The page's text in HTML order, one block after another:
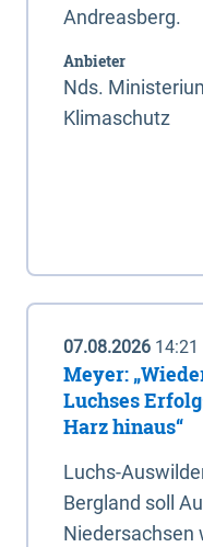
Andreasberg.
Anbieter
Nds.
Klimaschutz
07.08.2026 14:21
Meyer:
Luchses
Harz hinaus“
Luchs-
Bergland soll
Niedersachsen